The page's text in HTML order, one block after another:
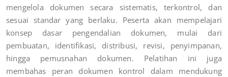
mengelola dokumen secara sistematis, terkontrol, dan
sesuai standar yang berlaku. Peserta akan mempelajari
konsep dasar pengendalian dokumen, mulai dari
pembuatan, identifikasi, distribusi, revisi, penyimpanan,
hingga pemusnahan dokumen. Pelatihan ini juga
membahas peran dokumen kontrol dalam mendukung